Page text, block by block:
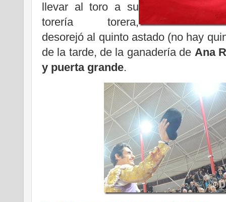
llevar al toro a su
torería torera,
desorejó al quinto astado (no hay
de la tarde, de la ganadería de Ana
y puerta grande.